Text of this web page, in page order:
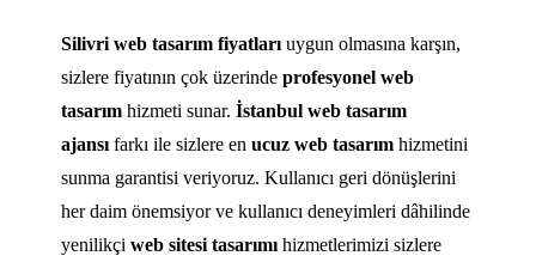
Silivri web tasarım fiyatlarıuygun olmasına karşın,
sizlere fiyatının çok üzerindeprofesyonel web
tasarımhizmeti sunar.İstanbul web tasarım
ajansı farkı ile sizlere enucuz web tasarım hizmetini
sunma garantisi veriyoruz. Kullanıcı geri dönüşlerini
her daim önemsiyor ve kullanıcı deneyimleri dâhilinde
yenilikçiweb sitesi tasarımı hizmetlerimizi sizlere